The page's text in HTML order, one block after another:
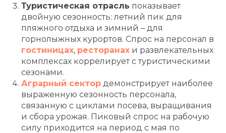
Туристическая отрасль показывает
двойную сезонность: летний пик для
пляжного отдыха и зимний – для
горнолыжных курортов. Спрос на персонал в
гостиницах, ресторанах и развлекательных
комплексах коррелирует с туристическими
сезонами.
Аграрный сектор демонстрирует наиболее
выраженную сезонность персонала,
связанную с циклами посева, выращивания
и сбора урожая. Пиковый спрос на рабочую
силу приходится на период с мая по